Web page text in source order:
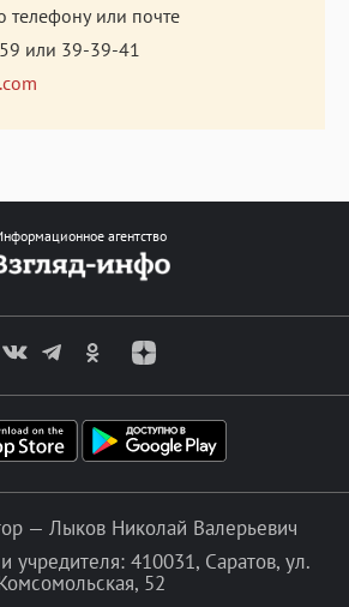
телефону или почте
или 39-39-41
агентство
— Лыков Николай Валерьевич
учредителя: 410031, Саратов, ул.
52